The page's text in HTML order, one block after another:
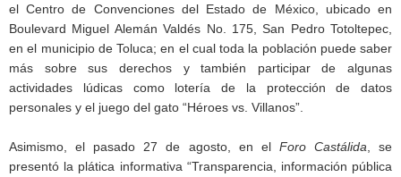
el Centro de Convenciones del Estado de México, ubicado en
Boulevard Miguel Alemán Valdés No. 175, San Pedro Totoltepec,
en el municipio de Toluca; en el cual toda la población puede saber
más sobre sus derechos y también participar de algunas
actividades lúdicas como lotería de la protección de datos
personales y el juego del gato “Héroes vs. Villanos”.
Asimismo, el pasado 27 de agosto, en el Foro Castálida , se
presentó la plática informativa “Transparencia, información pública